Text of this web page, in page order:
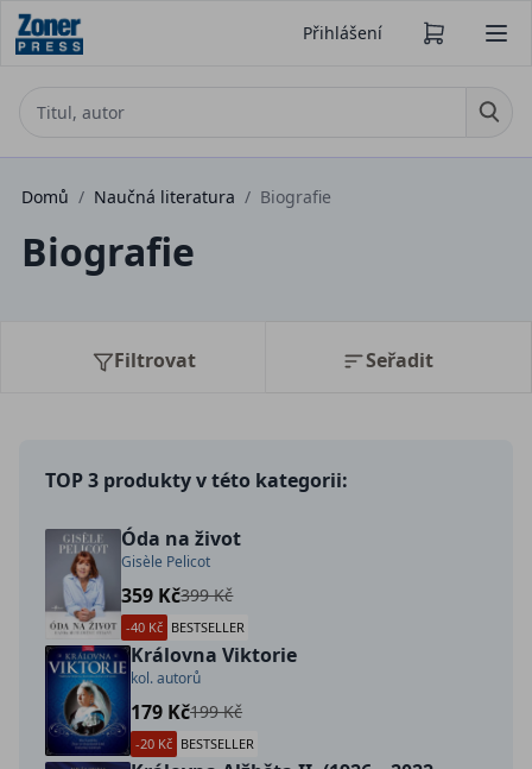
Přihlášení
Domů / Naučná literatura / Biografie
Biografie
Filtrovat Seřadit
TOP 3 produkty v této kategorii:
Óda na život
Gisèle Pelicot
359 Kč399 Kč
-40 Kč BESTSELLER
Královna Viktorie
kol. autorů
179 Kč199 Kč
-20 Kč BESTSELLER